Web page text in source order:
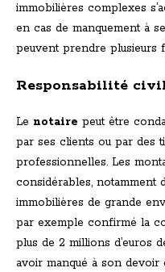
immobilières complexes
en cas de manquement à
peuvent prendre plusieurs
Responsabilité
Le notaire peut être
par ses clients ou par des
professionnelles. Les
considérables, notamment
immobilières de grande
par exemple confirmé la
plus de 2 millions d’euros
avoir manqué à son